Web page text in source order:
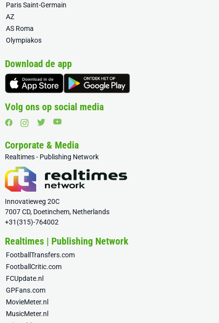
Paris Saint-Germain
AZ
AS Roma
Olympiakos
Download de app
Volg ons op social media
Corporate & Media
Realtimes - Publishing Network
Innovatieweg 20C
7007 CD, Doetinchem, Netherlands
+31(315)-764002
Realtimes | Publishing Network
FootballTransfers.com
FootballCritic.com
FCUpdate.nl
GPFans.com
MovieMeter.nl
MusicMeter.nl